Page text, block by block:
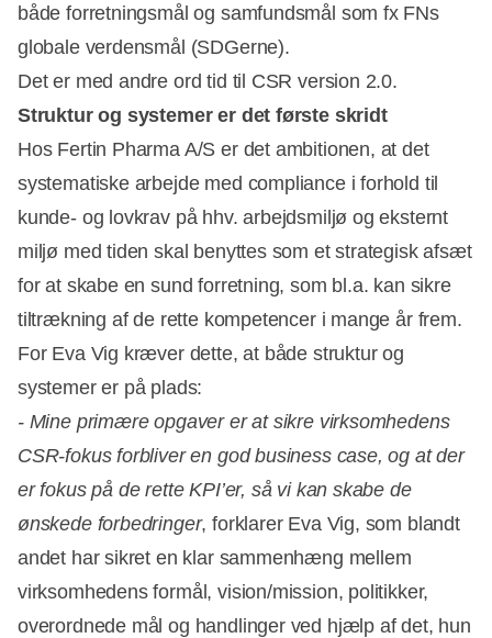
både forretningsmål og samfundsmål som fx FNs
globale verdensmål (SDGerne).
Det er med andre ord tid til CSR version 2.0.
Struktur og systemer er det første skridt
Hos Fertin Pharma A/S er det ambitionen, at det
systematiske arbejde med compliance i forhold til
kunde- og lovkrav på hhv. arbejdsmiljø og eksternt
miljø med tiden skal benyttes som et strategisk afsæt
for at skabe en sund forretning, som bl.a. kan sikre
tiltrækning af de rette kompetencer i mange år frem.
For Eva Vig kræver dette, at både struktur og
systemer er på plads:
- Mine primære opgaver er at sikre virksomhedens
CSR-fokus forbliver en god business case, og at der
er fokus på de rette KPI’er, så vi kan skabe de
ønskede forbedringer, forklarer Eva Vig, som blandt
andet har sikret en klar sammenhæng mellem
virksomhedens formål, vision/mission, politikker,
overordnede mål og handlinger ved hjælp af det, hun